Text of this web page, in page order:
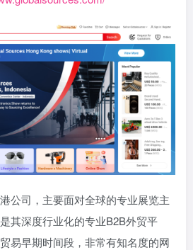
公司，主要面对全球的专业展览主
其深度行业化的专业B2B外贸平
易早期时间段，非常有知名度的网